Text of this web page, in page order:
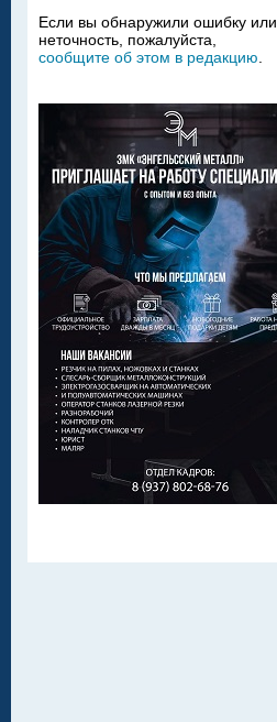
Если вы обнаружили ошибку или
неточность, пожалуйста,
сообщите об этом в редакцию.